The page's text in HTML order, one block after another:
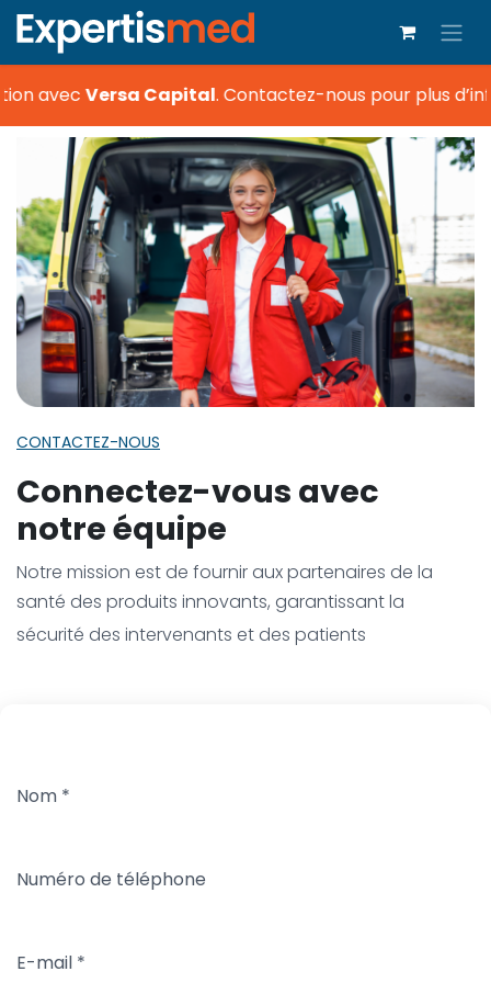
avecVersa Capital.Contactez-nous pour plus
CONTACTEZ-NOUS
Connectez-vous avec
notre équipe
Notre mission est de fournir aux partenaires de la
santé des produits innovants, garantissant la
sécurité des intervenants et des patients
Nom *
Numéro de téléphone
E-mail *